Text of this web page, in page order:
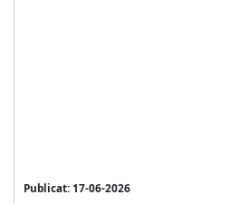
Publicat: 17-06-2026